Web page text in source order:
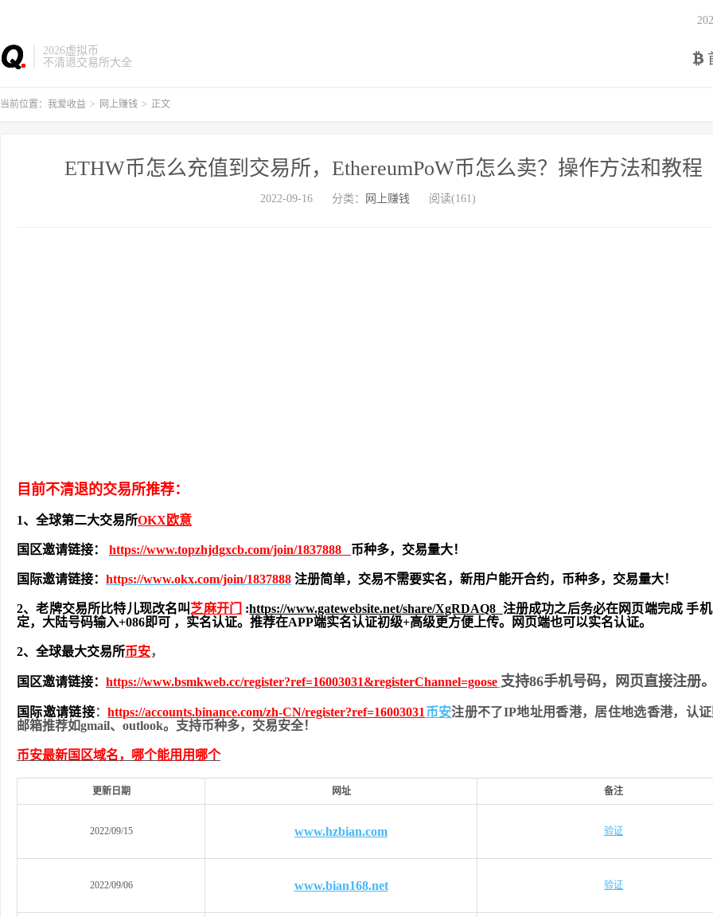
2026虚拟币
不清退交易所大全
当前位置： 我爱收益 > 网上赚钱 > 正文
ETHW币怎么充值到交易所，EthereumPoW币怎么卖？操作方法和教程
2022-09-16 分类： 网上赚钱 阅读(161)
目前不清退的交易所推荐：
1、全球第二大交易所OKX欧意
国区邀请链接： https://www.topzhjdgxcb.com/join/1837888 币种多，交易量大！
国际邀请链接： https://www.okx.com/join/1837888 注册简单，交易不需要实名，新用户能开合约， 币种多，交易量大！
2、老牌交易所比特儿现改名叫 芝麻开门 :https://www.gatewebsite.net/share/XgRDAQ8 注册成功之后务必在网页端完成 手
定，大陆号码输入+086即可 ，实名认证。推荐在APP端实名认证初级+高级更方便上传。网页端也可以实名认证。
2、全球最大交易所币安，
国区邀请链接： https://www.bsmkweb.cc/register?ref=16003031&registerChannel=goose 支持86手机号码，网页直接注册
国际邀请链接：https://accounts.binance.com/zh-CN/register?ref=16003031 币安注册不了IP地址用香港，居住地选香港，认
邮箱推荐如gmail、outlook。支持币种多，交易安全！
币安最新国区域名，哪个能用用哪个
更新日期 网址 备注
2022/09/15 www.hzbian.com 验证
2022/09/06 www.bian168.net 验证